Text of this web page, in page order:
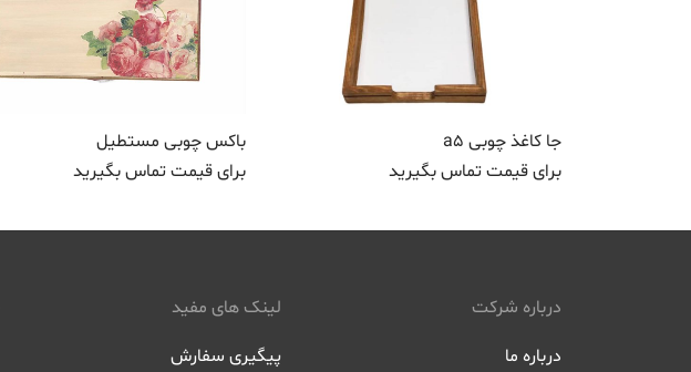
جا کاغذ چوبی a5
برای قیمت تماس بگیرید
باکس چوبی مستطیل
برای قیمت تماس بگیرید
لینک های مفید
پیگیری سفارش
درباره شرکت
درباره ما